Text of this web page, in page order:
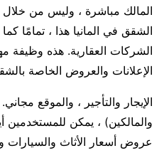
المالك مباشرة ، وليس من
الشقق في المانيا هذا ، تمامًا
الشركات العقارية. هذه وظيفة
الإعلانات والعروض الخاصة
الإيجار والتأجير ، والموقع
والمالكين) ، يمكن للمستخدمين
عروض أسعار الأثاث والسيارات